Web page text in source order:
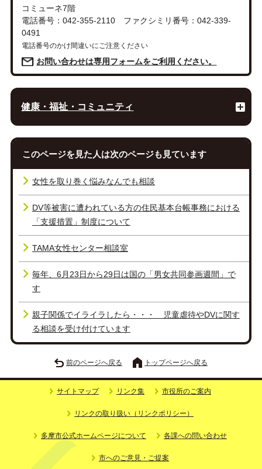
コミューネ7階
電話番号：042-355-2110 ファクシミリ番号：042-339-
0491
電話番号のかけ間違いにご注意ください
お問い合わせは専用フォームをご利用ください。
健康・福祉・コミュニティ
このページを見た人は次のページも見ています
女性を取り巻く悩みなんでも相談
DV等被害に遭われている方の住民基本台帳事務における
「支援措置」制度について
TAMA女性センター相談室
毎年、6月23日から29日は国の「男女共同参画週間」で
す
親子関係でイライラしたら・・・ 児童虐待やDVに関す
る相談を受け付けています
前のページへ戻る トップページへ戻る
サイトマップ リンク集 市役所のご案内
リンクの取り扱い（リンクポリシー）
多摩市公式ホームページについて 各課への問い合わせ
市へのご意見・ご提案